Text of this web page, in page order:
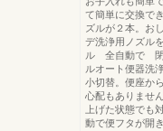
て簡単に交換で
ズルが２本。お
デ洗浄用ノズル
ル 全自動で
ルオート便器洗
小切替。便座か
心配もありませ
上げた状態でも
動で便フタが開